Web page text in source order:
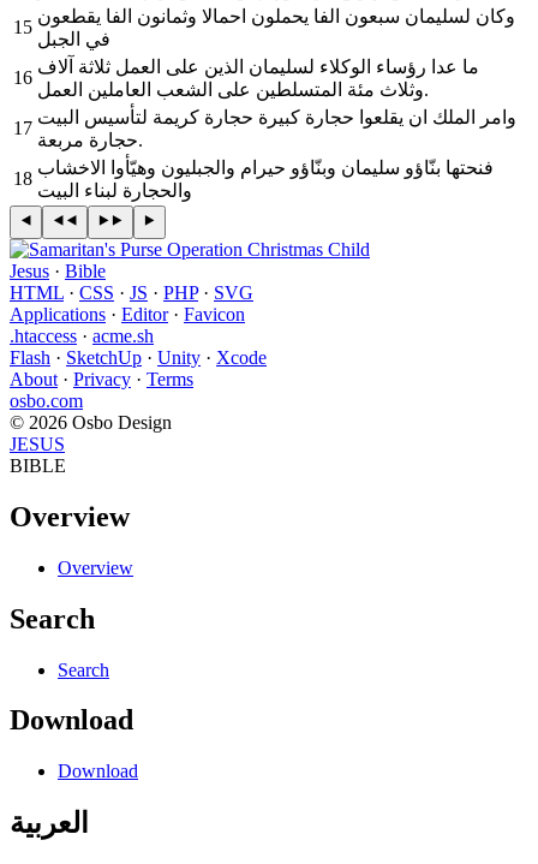
15
وكان لسليمان سبعون الفا يحملون احمالا وثمانون الفا يقطعون
في الجبل
16
ما عدا رؤساء الوكلاء لسليمان الذين على العمل ثلاثة آلاف
وثلاث مئة المتسلطين على الشعب العاملين العمل.
17
وامر الملك ان يقلعوا حجارة كبيرة حجارة كريمة لتأسيس البيت
حجارة مربعة.
18
فنحتها بنّاؤو سليمان وبنّاؤو حيرام والجبليون وهيّأوا الاخشاب
والحجارة لبناء البيت
Jesus · Bible
HTML · CSS · JS · PHP· SVG
Applications · Editor· Favicon
.htaccess · acme.sh
Flash · SketchUp · Unity · Xcode
About · Privacy · Terms
osbo.com
© 2026 Osbo Design
JESUS
BIBLE
Overview
Overview
Search
Search
Download
Download
العربية